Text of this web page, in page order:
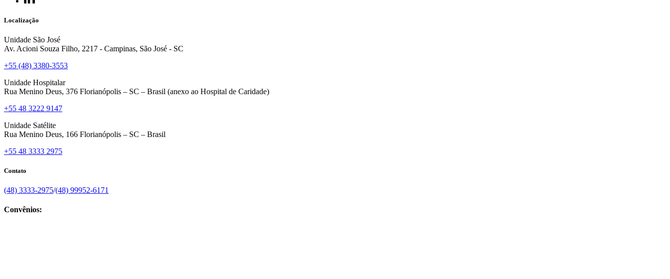
Localização
Unidade São José
Av. Acioni Souza Filho, 2217 - Campinas, São José - SC
+55 (48) 3380-3553
Unidade Hospitalar
Rua Menino Deus, 376 Florianópolis – SC – Brasil (anexo ao Hospital de Caridade)
+55 48 3222 9147
Unidade Satélite
Rua Menino Deus, 166 Florianópolis – SC – Brasil
+55 48 3333 2975
Contato
(48) 3333-2975/(48) 99952-6171
Convênios: